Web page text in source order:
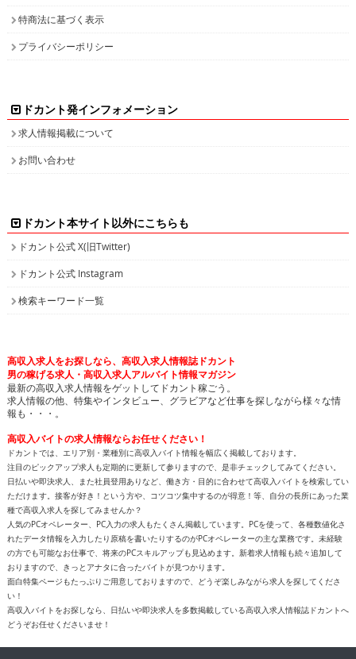
特商法に基づく表示
プライバシーポリシー
ドカント発インフォメーション
求人情報掲載について
お問い合わせ
ドカント本サイト以外にこちらも
ドカント公式 X(旧Twitter)
ドカント公式 Instagram
検索キーワード一覧
高収入求人をお探しなら、高収入求人情報誌ドカント
男の稼げる求人・高収入求人アルバイト情報マガジン
最新の高収入求人情報をゲットしてドカント稼ごう。
求人情報の他、特集やインタビュー、グラビアなど仕事を探しながら様々な情
報も・・・。
高収入バイトの求人情報ならお任せください！
ドカントでは、エリア別・業種別に高収入バイト情報を幅広く掲載しております。
注目のピックアップ求人も定期的に更新して参りますので、是非チェックしてみてください。
日払いや即決求人、また社員登用ありなど、働き方・目的に合わせて高収入バイトを検索してい
ただけます。接客が好き！という方や、コツコツ集中するのが得意！等、自分の長所にあった業
種で高収入求人を探してみませんか？
人気のPCオペレーター、PC入力の求人もたくさん掲載しています。PCを使って、各種数値化さ
れたデータ情報を入力したり原稿を書いたりするのがPCオペレーターの主な業務です。未経験
の方でも可能なお仕事で、将来のPCスキルアップも見込めます。新着求人情報も続々追加して
おりますので、きっとアナタに合ったバイトが見つかります。
面白特集ページもたっぷりご用意しておりますので、どうぞ楽しみながら求人を探してくださ
い！
高収入バイトをお探しなら、日払いや即決求人を多数掲載している高収入求人情報誌ドカントへ
どうぞお任せくださいませ！